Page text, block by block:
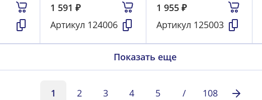
1 591 ₽
Артикул 124006
1 955 ₽
Артикул 125003
Показать еще
1 2 3 4 5 / 108